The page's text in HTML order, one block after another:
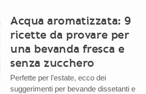
Acqua aromatizzata: 9
ricette da provare per
una bevanda fresca e
senza zucchero
Perfette per l’estate, ecco dei
suggerimenti per bevande dissetanti e